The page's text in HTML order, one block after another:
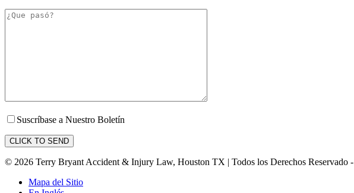
Suscríbase a Nuestro Boletín
© 2026 Terry Bryant Accident & Injury Law, Houston TX | Todos los Derechos Reservado -
Mapa del Sitio